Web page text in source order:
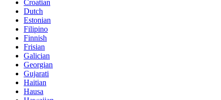
Croatian
Dutch
Estonian
Filipino
Finnish
Frisian
Galician
Georgian
Gujarati
Haitian
Hausa